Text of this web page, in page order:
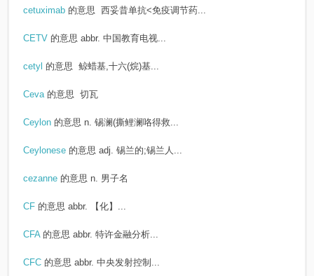
cetuximab 的意思 西妥昔单抗<免疫调节药...
CETV 的意思 abbr. 中国教育电视...
cetyl 的意思 鲸蜡基,十六(烷)基...
Ceva 的意思 切瓦
Ceylon 的意思 n. 锡澜(撕鲤澜咯得救...
Ceylonese 的意思 adj. 锡兰的;锡兰人...
cezanne 的意思 n. 男子名
CF 的意思 abbr. 【化】...
CFA 的意思 abbr. 特许金融分析...
CFC 的意思 abbr. 中央发射控制...